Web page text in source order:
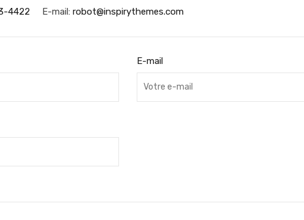
4422 E-mail: robot@inspirythemes.com
E-mail